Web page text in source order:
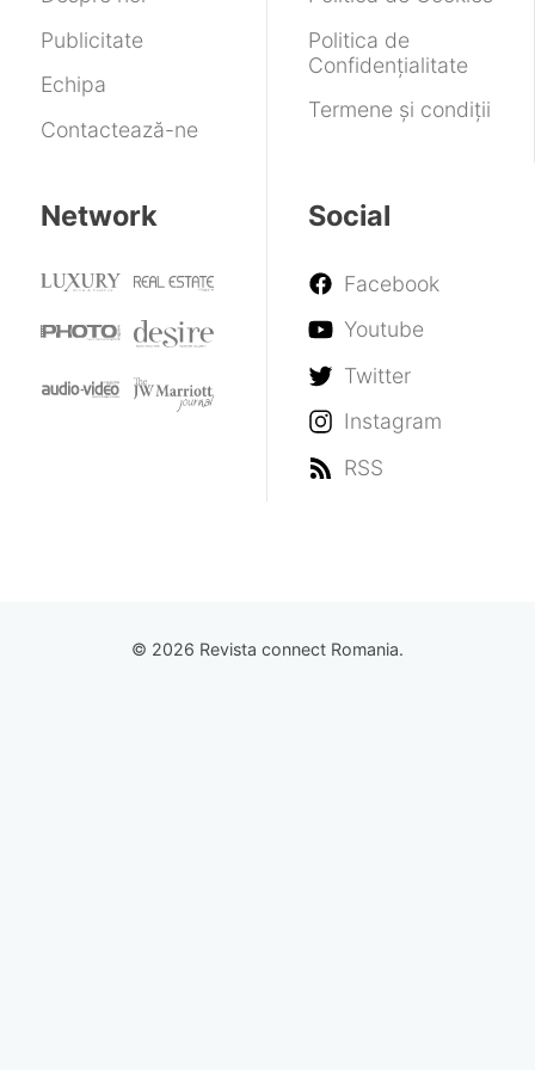
Publicitate
Echipa
Contactează-ne
Politica de
Confidențialitate
Termene și condiții
Network Social
Facebook
Youtube
Twitter
Instagram
RSS
© 2026 Revista connect Romania.